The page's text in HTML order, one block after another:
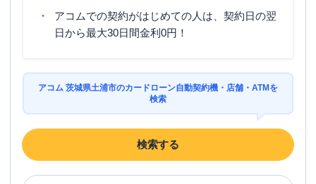
アコムでの契約がはじめての人は、契約日の翌
日から最大30日間金利0円！
アコム 茨城県土浦市のカードローン自動契約機・店舗・ATMを
検索
検索する